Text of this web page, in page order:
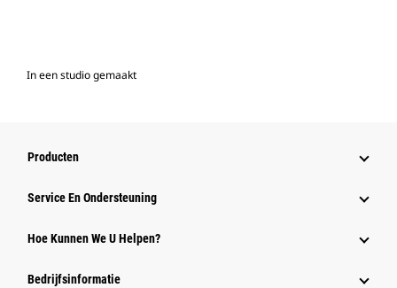
In een studio gemaakt
Producten
Service En Ondersteuning
Hoe Kunnen We U Helpen?
Bedrijfsinformatie